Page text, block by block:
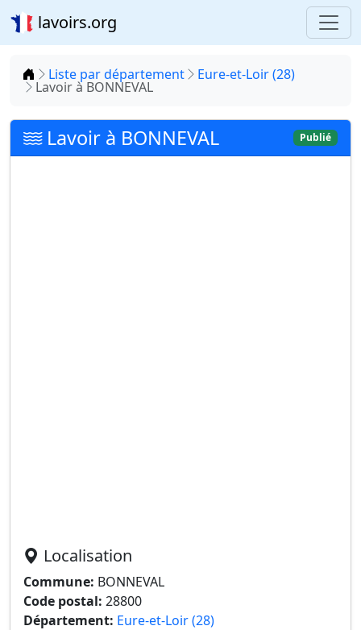
lavoirs.org
Accueil
Liste par département Eure-et-Loir (28)
Lavoir à BONNEVAL
Lavoir à BONNEVAL Publié
Localisation
Commune: BONNEVAL
Code postal: 28800
Département: Eure-et-Loir (28)